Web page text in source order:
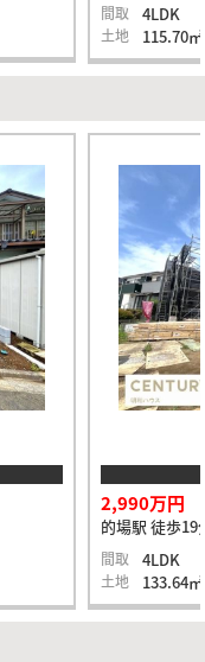
間取 4LDK
土地 115.70㎡
2,990万円
的場駅 徒歩19
間取 4LDK
土地 133.64㎡